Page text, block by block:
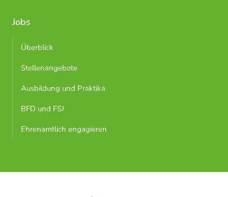
Jobs
Überblick
Stellenangebote
Ausbildung und Praktika
BFD und FSJ
Ehrenamtlich engagieren